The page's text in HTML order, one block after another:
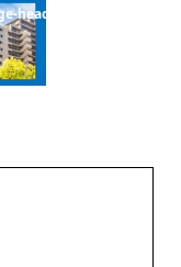
header.php